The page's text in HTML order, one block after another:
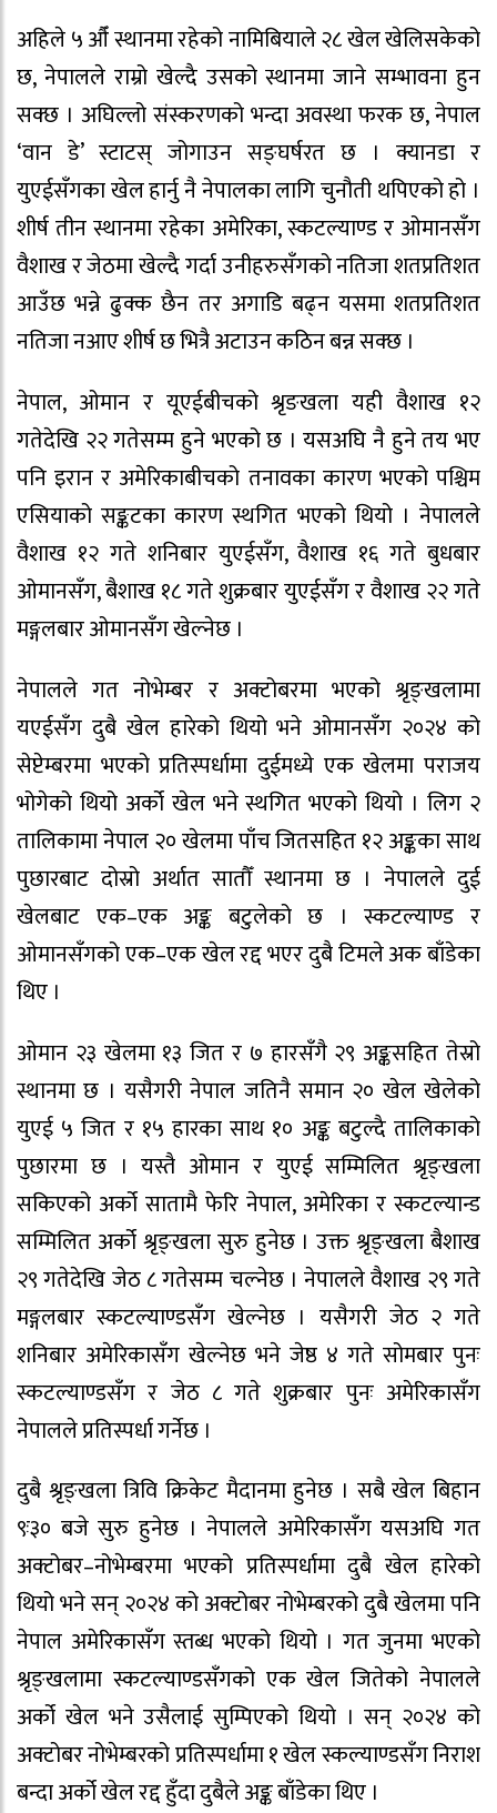
अहिले ५ औँ स्थानमा रहेको नामिबियाले २८ खेल खेलिसकेको
छ, नेपालले राम्रो खेल्दै उसको स्थानमा जाने सम्भावना हुन
सक्छ । अघिल्लो संस्करणको भन्दा अवस्था फरक छ, नेपाल
‘वान डे’ स्टाटस् जोगाउन सङ्घर्षरत छ । क्यानडा र
युएईसँगका खेल हार्नु नै नेपालका लागि चुनौती थपिएको हो ।
शीर्ष तीन स्थानमा रहेका अमेरिका, स्कटल्याण्ड र ओमानसँग
वैशाख र जेठमा खेल्दै गर्दा उनीहरुसँगको नतिजा शतप्रतिशत
आउँछ भन्ने ढुक्क छैन तर अगाडि बढ्न यसमा शतप्रतिशत
नतिजा नआए शीर्ष छ भित्रै अटाउन कठिन बन्न सक्छ ।
नेपाल, ओमान र यूएईबीचको श्रृङखला यही वैशाख १२
गतेदेखि २२ गतेसम्म हुने भएको छ । यसअघि नै हुने तय भए
पनि इरान र अमेरिकाबीचको तनावका कारण भएको पश्चिम
एसियाको सङ्कटका कारण स्थगित भएको थियो । नेपालले
वैशाख १२ गते शनिबार युएईसँग, वैशाख १६ गते बुधबार
ओमानसँग, बैशाख १८ गते शुक्रबार युएईसँग र वैशाख २२ गते
मङ्गलबार ओमानसँग खेल्नेछ ।
नेपालले गत नोभेम्बर र अक्टोबरमा भएको श्रृङ्खलामा
यएईसँग दुबै खेल हारेको थियो भने ओमानसँग २०२४ को
सेप्टेम्बरमा भएको प्रतिस्पर्धामा दुईमध्ये एक खेलमा पराजय
भोगेको थियो अर्को खेल भने स्थगित भएको थियो । लिग २
तालिकामा नेपाल २० खेलमा पाँच जितसहित १२ अङ्कका साथ
पुछारबाट दोस्रो अर्थात सातौँ स्थानमा छ । नेपालले दुई
खेलबाट एक–एक अङ्क बटुलेको छ । स्कटल्याण्ड र
ओमानसँगको एक–एक खेल रद्द भएर दुबै टिमले अक बाँडेका
थिए ।
ओमान २३ खेलमा १३ जित र ७ हारसँगै २९ अङ्कसहित तेस्रो
स्थानमा छ । यसैगरी नेपाल जतिनै समान २० खेल खेलेको
युएई ५ जित र १५ हारका साथ १० अङ्क बटुल्दै तालिकाको
पुछारमा छ । यस्तै ओमान र युएई सम्मिलित श्रृङ्खला
सकिएको अर्को सातामै फेरि नेपाल, अमेरिका र स्कटल्यान्ड
सम्मिलित अर्को श्रृङ्खला सुरु हुनेछ । उक्त श्रृङ्खला बैशाख
२९ गतेदेखि जेठ ८ गतेसम्म चल्नेछ । नेपालले वैशाख २९ गते
मङ्गलबार स्कटल्याण्डसँग खेल्नेछ । यसैगरी जेठ २ गते
शनिबार अमेरिकासँग खेल्नेछ भने जेष्ठ ४ गते सोमबार पुनः
स्कटल्याण्डसँग र जेठ ८ गते शुक्रबार पुनः अमेरिकासँग
नेपालले प्रतिस्पर्धा गर्नेछ ।
दुबै श्रृङ्खला त्रिवि क्रिकेट मैदानमा हुनेछ । सबै खेल बिहान
९ः३० बजे सुरु हुनेछ । नेपालले अमेरिकासँग यसअघि गत
अक्टोबर–नोभेम्बरमा भएको प्रतिस्पर्धामा दुबै खेल हारेको
थियो भने सन् २०२४ को अक्टोबर नोभेम्बरको दुबै खेलमा पनि
नेपाल अमेरिकासँग स्तब्ध भएको थियो । गत जुनमा भएको
श्रृङ्खलामा स्कटल्याण्डसँगको एक खेल जितेको नेपालले
अर्को खेल भने उसैलाई सुम्पिएको थियो । सन् २०२४ को
अक्टोबर नोभेम्बरको प्रतिस्पर्धामा १ खेल स्कल्याण्डसँग निराश
बन्दा अर्को खेल रद्द हुँदा दुबैले अङ्क बाँडेका थिए ।